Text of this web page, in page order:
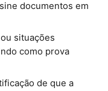
documentos em
situações
como prova
de que a